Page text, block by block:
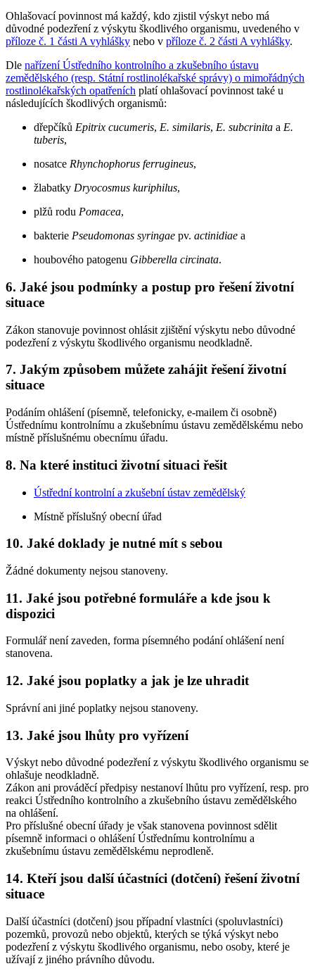
Ohlašovací povinnost má každý, kdo zjistil výskyt nebo má
důvodné podezření z výskytu škodlivého organismu, uvedeného v
příloze č. 1 části A vyhlášky nebo v příloze č. 2 části A vyhlášky.
Dle nařízení Ústředního kontrolního a zkušebního ústavu
zemědělského (resp. Státní rostlinolékařské správy) o mimořádných
rostlinolékařských opatřeních platí ohlašovací povinnost také u
následujících škodlivých organismů:
dřepčíků Epitrix cucumeris, E. similaris, E. subcrinita a E.
tuberis,
nosatce Rhynchophorus ferrugineus,
žlabatky Dryocosmus kuriphilus,
plžů rodu Pomacea,
bakterie Pseudomonas syringae pv. actinidiae a
houbového patogenu Gibberella circinata.
6. Jaké jsou podmínky a postup pro řešení životní
situace
Zákon stanovuje povinnost ohlásit zjištění výskytu nebo důvodné
podezření z výskytu škodlivého organismu neodkladně.
7. Jakým způsobem můžete zahájit řešení životní
situace
Podáním ohlášení (písemně, telefonicky, e-mailem či osobně)
Ústřednímu kontrolnímu a zkušebnímu ústavu zemědělskému nebo
místně příslušnému obecnímu úřadu.
8. Na které instituci životní situaci řešit
Ústřední kontrolní a zkušební ústav zemědělský
Místně příslušný obecní úřad
10. Jaké doklady je nutné mít s sebou
Žádné dokumenty nejsou stanoveny.
11. Jaké jsou potřebné formuláře a kde jsou k
dispozici
Formulář není zaveden, forma písemného podání ohlášení není
stanovena.
12. Jaké jsou poplatky a jak je lze uhradit
Správní ani jiné poplatky nejsou stanoveny.
13. Jaké jsou lhůty pro vyřízení
Výskyt nebo důvodné podezření z výskytu škodlivého organismu se
ohlašuje neodkladně.
Zákon ani prováděcí předpisy nestanoví lhůtu pro vyřízení, resp. pro
reakci Ústředního kontrolního a zkušebního ústavu zemědělského
na ohlášení.
Pro příslušné obecní úřady je však stanovena povinnost sdělit
písemně informaci o ohlášení Ústřednímu kontrolnímu a
zkušebnímu ústavu zemědělskému neprodleně.
14. Kteří jsou další účastníci (dotčení) řešení životní
situace
Další účastníci (dotčení) jsou případní vlastníci (spoluvlastníci)
pozemků, provozů nebo objektů, kterých se týká výskyt nebo
podezření z výskytu škodlivého organismu, nebo osoby, které je
užívají z jiného právního důvodu.